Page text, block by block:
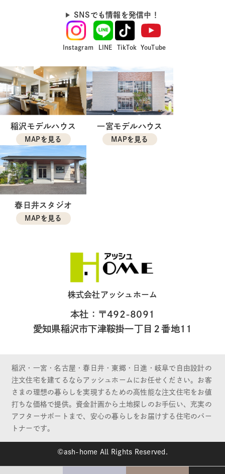
SNSでも情報を発信中！
Instagram LINE TikTok YouTube
稲沢モデルハウス
MAPを見る
一宮モデルハウス
MAPを見る
春日井スタジオ
MAPを見る
株式会社アッシュホーム
本社：〒492-8091
愛知県稲沢市下津鞍掛一丁目２番地11
稲沢・一宮・名古屋・春日井・東郷・日進・岐阜で自由設計の
注文住宅を建てるならアッシュホームにお任せください。お客
さまの理想の暮らしを実現するための高性能な注文住宅をお値
打ちな価格で提供。資金計画から土地探しのお手伝い、充実の
アフターサポートまで、安心の暮らしをお届けする住宅のパー
トナーです。
©ash-home All Rights Reserved.